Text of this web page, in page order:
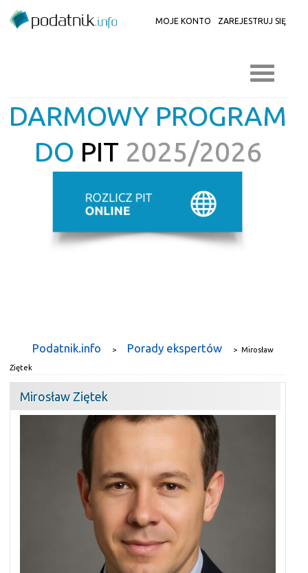
MOJE KONTO ZAREJESTRUJ SIĘ
DARMOWY PROGRAM
DO PIT 2025/2026
Podatnik.info > Porady ekspertów > Mirosław
Ziętek
Mirosław Ziętek